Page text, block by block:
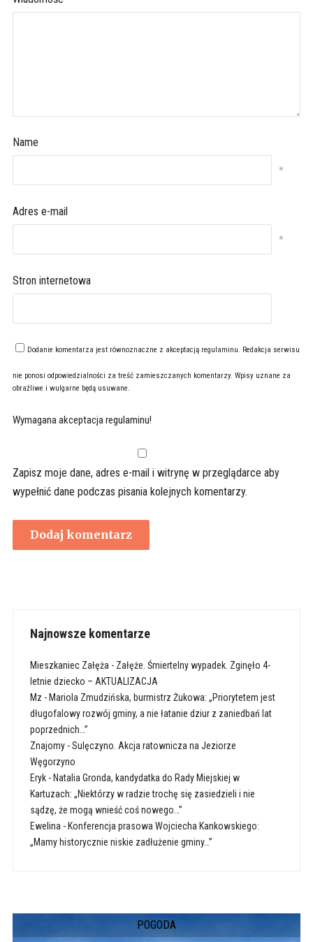
Name
*
Adres e-mail
*
Stron internetowa
Dodanie komentarza jest równoznaczne z akceptacją regulaminu. Redakcja serwisu
nie ponosi odpowiedzialności za treść zamieszczanych komentarzy. Wpisy uznane za
obraźliwe i wulgarne będą usuwane.
Wymagana akceptacja regulaminu!
Zapisz moje dane, adres e-mail i witrynę w przeglądarce aby
wypełnić dane podczas pisania kolejnych komentarzy.
Najnowsze komentarze
Mieszkaniec Załęża - Załęże. Śmiertelny wypadek. Zginęło 4-
letnie dziecko – AKTUALIZACJA
Mz - Mariola Zmudzińska, burmistrz Żukowa: „Priorytetem jest
długofalowy rozwój gminy, a nie łatanie dziur z zaniedbań lat
poprzednich…”
Znajomy-Sulęczyno. Akcja ratownicza na Jeziorze
Węgorzyno
Eryk- Natalia Gronda, kandydatka do Rady Miejskiej w
Kartuzach: „Niektórzy w radzie trochę się zasiedzieli i nie
sądzę, że mogą wnieść coś nowego…”
Ewelina - Konferencja prasowa Wojciecha Kankowskiego:
„Mamy historycznie niskie zadłużenie gminy…”
POGODA